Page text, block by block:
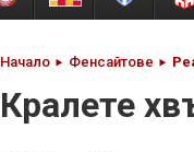
Начало Фенсайтове
Кралете